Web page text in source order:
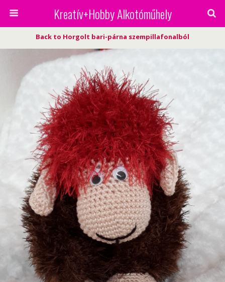
Kreatív+Hobby Alkotóműhely
Back to Horgolt bari-párna szempillafonalból